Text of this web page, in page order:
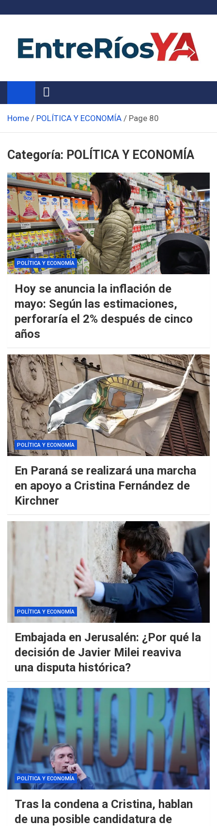
Noticias de Entre Ríos
Información de toda la provincia ahora
Home POLÍTICA Y ECONOMÍA Page 80
Categoría: POLÍTICA Y ECONOMÍA
POLÍTICA Y ECONOMÍA
Hoy se anuncia la inflación de
mayo: Según las estimaciones,
perforaría el 2% después de cinco
años
POLÍTICA Y ECONOMÍA
En Paraná se realizará una marcha
en apoyo a Cristina Fernández de
Kirchner
POLÍTICA Y ECONOMÍA
Embajada en Jerusalén: ¿Por qué la
decisión de Javier Milei reaviva
una disputa histórica?
POLÍTICA Y ECONOMÍA
Tras la condena a Cristina, hablan
de una posible candidatura de